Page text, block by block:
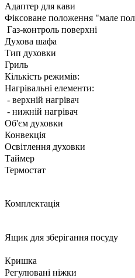
Адаптер для кави
Фіксоване положення "мале
Газ-контроль поверхні
Духова шафа
Тип духовки
Гриль
Кількість режимів:
Нагрівальні елементи:
- верхній нагрівач
- нижній нагрівач
Об'єм духовки
Конвекція
Освітлення духовки
Таймер
Термостат
Комплектація
Ящик для зберігання посуду
Кришка
Регулювані ніжки